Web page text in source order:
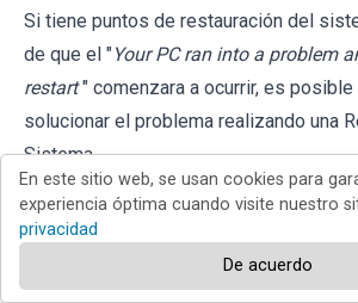
Si tiene puntos de restauración del
de que el "Your PC ran into a problem
restart " comenzara a ocurrir, es
solucionar el problema realizando una
Sistema.
Para restaurar su sistema, inicie el
presionando la tecla de Windows+R y
". Presione Enter
En este sitio web, se usan cookies para
experiencia óptima cuando visite nuestro
privacidad
De acuerdo